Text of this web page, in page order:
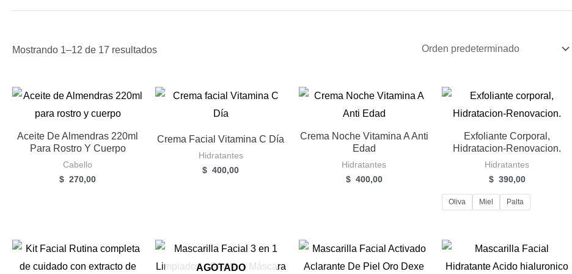
Mostrando 1–12 de 17 resultados
Aceite De Almendras 220ml
Para Rostro Y Cuerpo
Cabello
$ 270,00
Crema Facial Vitamina C Día
Hidratantes
$ 400,00
Crema Noche Vitamina A Anti
Edad
Hidratantes
$ 400,00
Exfoliante Corporal,
Hidratacion-Renovacion.
Hidratantes
$ 390,00
Oliva Miel Palta
AGOTADO